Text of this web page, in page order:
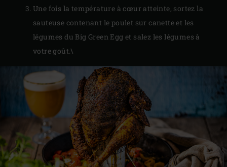
Une fois la température à cœur atteinte, sortez la
sauteuse contenant le poulet sur canette et les
légumes du Big Green Egg et salez les légumes à
votre goût.\